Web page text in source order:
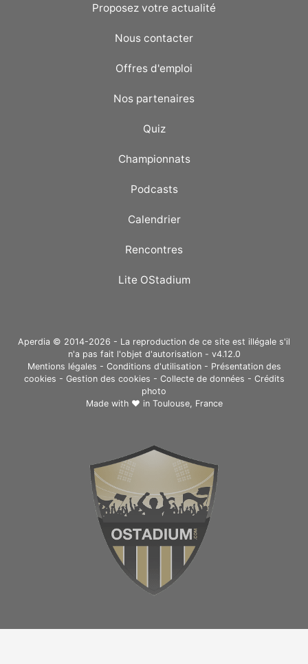
Proposez votre actualité
Nous contacter
Offres d'emploi
Nos partenaires
Quiz
Championnats
Podcasts
Calendrier
Rencontres
Lite OStadium
Aperdia © 2014-2026 - La reproduction de ce site est illégale s'il
n'a pas fait l'objet d'autorisation - v4.12.0
Mentions légales - Conditions d'utilisation- Présentation des
cookies - Gestion des cookies - Collecte de données - Crédits
photo
Made with ❤ in Toulouse, France